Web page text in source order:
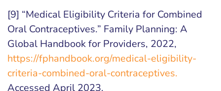
[9] “Medical Eligibility Criteria for Combined
Oral Contraceptives.” Family Planning: A
Global Handbook for Providers, 2022,
https://fphandbook.org/medical-eligibility-
criteria-combined-oral-contraceptives.
Accessed April 2023.